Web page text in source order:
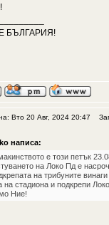
БЪЛГАРИЯ!
Вто 20 Авг, 2024 20:47
написа:
е този петък
на Локо Пд е
на трибуните
на стадиона и подкрепи
Ние!